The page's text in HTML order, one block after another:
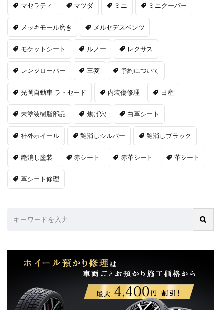
マセラティ マツダ ミニ ミニクーパー
メッキモール磨き メルセデスベンツ
モケットシート ルノー レクサス
レンジローバー 三菱 予約について
光岡自動車 ラ・セード 内装傷修理 日産
未塗装樹脂部品 焦げ穴 白革シート
社外ホイール 艶消しシルバー 艶消しブラック
艶消し塗装 赤シート 赤革シート 革シート
革シート修理